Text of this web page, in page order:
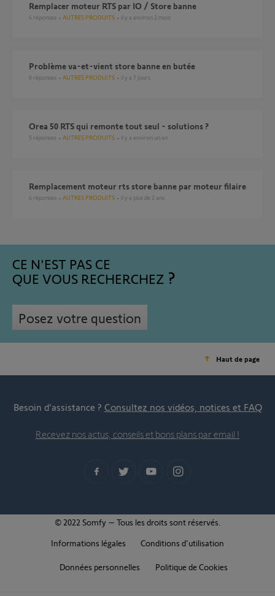
Remplacer moteur RTS par IO / Store banne
4 réponses AUTRES PRODUITS il y a environ 2 mois
Problème va-et-vient store banne en butée
6 réponses AUTRES PRODUITS il y a 7 jours
Orea 50 RTS qui remonte tout seul - solutions ?
5 réponses AUTRES PRODUITS il y a environ un an
remplacement moteur rts store banne par moteur filaire
4 réponses AUTRES PRODUITS il y a plus de 2 ans
CE N'EST PAS CE
QUE VOUS RECHERCHEZ
Posez votre question
Haut de page
Besoin d’assistance ? Consultez nos vidéos, notices et FAQ
Recevez nos actus, conseils et bons plans par email !
© 2022 Somfy – Tous les droits sont réservés.
Informations légales
Conditions d'utilisation
Données personnelles Politique de Cookies